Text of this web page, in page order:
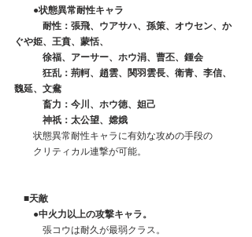
●状態異常耐性キャラ
耐性：張飛、ウアサハ、孫策、オウセン、か
ぐや姫、王賁、蒙恬、
徐福、アーサー、ホウ涓、曹丕、鍾会
魏延、文鴦
畜力：今川、ホウ徳、妲己
神祇：太公望、嫦娥
状態異常耐性キャラに有効な攻めの手段の
クリティカル連撃が可能。
■天敵
●中火力以上の攻撃キャラ。
張コウは耐久が最弱クラス。